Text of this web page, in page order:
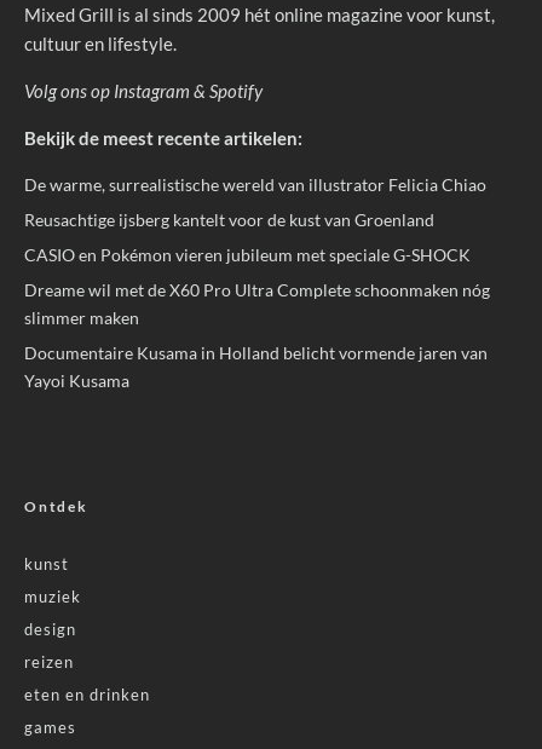
Mixed Grill is al sinds 2009 hét online magazine voor kunst,
cultuur en lifestyle.
Volg ons op Instagram & Spotify
Bekijk de meest recente artikelen:
De warme, surrealistische wereld van illustrator Felicia Chiao
Reusachtige ijsberg kantelt voor de kust van Groenland
CASIO en Pokémon vieren jubileum met speciale G-SHOCK
Dreame wil met de X60 Pro Ultra Complete schoonmaken nóg
slimmer maken
Documentaire Kusama in Holland belicht vormende jaren van
Yayoi Kusama
Ontdek
kunst
muziek
design
reizen
eten en drinken
games